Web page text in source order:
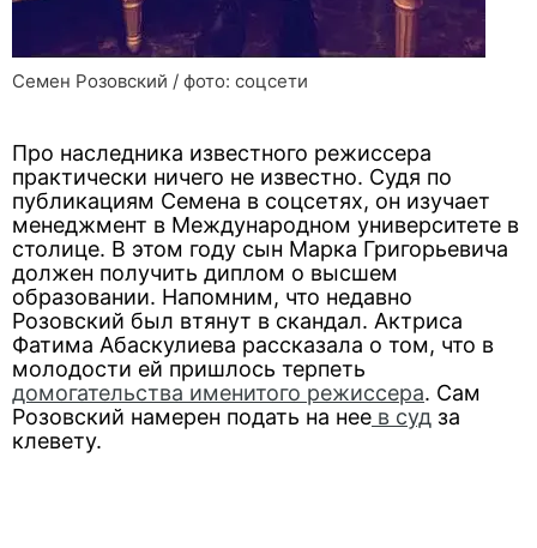
Семен Розовский / фото: соцсети
Про наследника известного режиссера
практически ничего не известно. Судя по
публикациям Семена в соцсетях, он изучает
менеджмент в Международном университете в
столице. В этом году сын Марка Григорьевича
должен получить диплом о высшем
образовании. Напомним, что недавно
Розовский был втянут в скандал. Актриса
Фатима Абаскулиева рассказала о том, что в
молодости ей пришлось терпеть
домогательства именитого режиссера. Сам
Розовский намерен подать на нее в суд за
клевету.